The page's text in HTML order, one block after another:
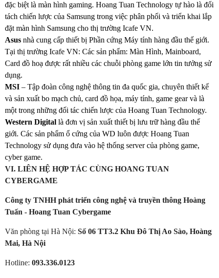
đặc biệt là màn hình gaming. Hoang Tuan Technology tự hào là đối
tách chiến lược của Samsung trong việc phân phối và triển khai lắp
đặt màn hình Samsung cho thị trường Icafe VN.
Asus nhà cung cấp thiết bị Phần cứng Máy tính hàng đầu thế giới.
Tại thị trường Icafe VN: Các sản phẩm: Màn Hình, Mainboard,
Card đồ hoạ được rất nhiều các chuỗi phòng game lớn tin tưởng sử
dụng.
MSI – Tập đoàn công nghệ thông tin đa quốc gia, chuyên thiết kế
và sản xuất bo mạch chủ, card đồ họa, máy tính, game gearvà là
một trong những đối tác chiến lược của Hoang Tuan Technology.
Western Digital là đơn vị sản xuất thiết bị lưu trữ hàng đầu thế
giới. Các sản phẩm ổ cứng của WD luôn được Hoang Tuan
Technology sử dụng đưa vào hệ thống server của phòng game,
cyber game.
VI. LIÊN HỆ HỢP TÁC CÙNG HOANG TUAN
CYBERGAME
Công ty TNHH phát triển công nghệ và truyền thông Hoàng
Tuấn - Hoang Tuan Cybergame
Văn phòng tại Hà Nội: Số 06 TT3.2 Khu Đô Thị Ao Sào, Hoàng
Mai, Hà Nội
Hotline: 093.336.0123